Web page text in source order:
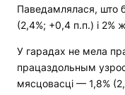
Паведамлялася, што
(2,4%; +0,4 п.п.) і 2%
У гарадах не мела
працаздольным
мясцовасці — 1,8%